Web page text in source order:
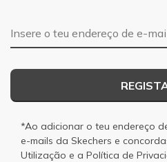
Endereço de e-mail
*Ao adicionar o teu endereço
e-mails da Skechers e
Utilização e a Política de